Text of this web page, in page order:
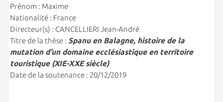
Prénom : Maxime
Nationalité : France
Directeur(s) : CANCELLIERI Jean-André
Titre de la thèse : Spanu en Balagne, histoire de la
mutation d’un domaine ecclésiastique en territoire
touristique (XIE-XXE siècle)
Date de la soutenance : 20/12/2019